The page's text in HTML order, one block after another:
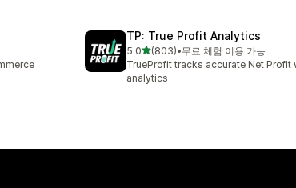
TP: True Profit Analytics
5.0별 5개 중
(803)
총 리뷰 803개
•무료 체험 이용 가능
TrueProfit tracks accurate Net Profit
analytics